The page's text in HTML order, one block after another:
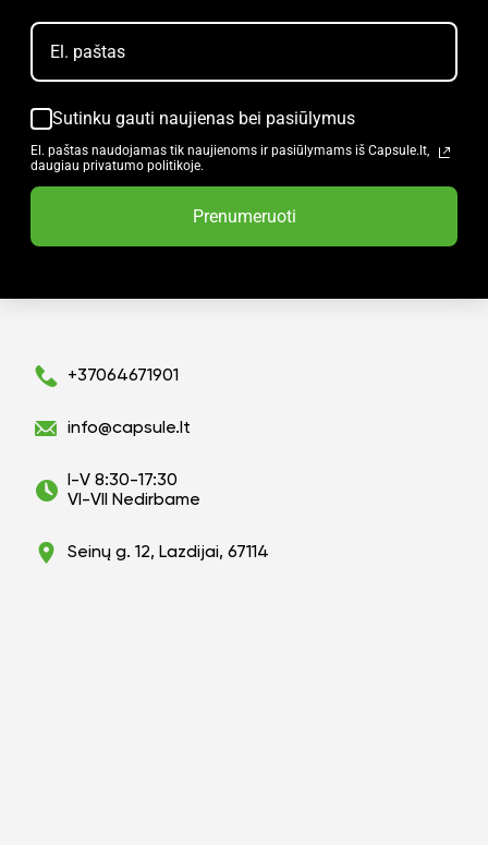
Sutinku gauti naujienas bei pasiūlymus
El. paštas naudojamas tik naujienoms ir pasiūlymams iš Capsule.lt,
daugiau privatumo politikoje.
Prenumeruoti
+37064671901
info@capsule.lt
I-V 8:30-17:30
VI-VII Nedirbame
Seinų g. 12, Lazdijai, 67114